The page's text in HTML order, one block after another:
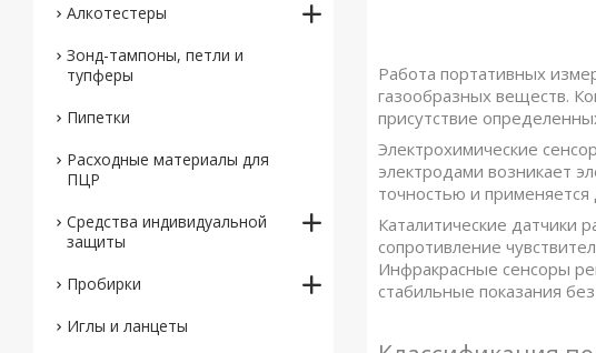
Работа портативных
газообразных веществ.
присутствие
Электрохимические
электродами возникает
точностью и применяется
Каталитические датчики
сопротивление
Инфракрасные сенсоры
стабильные показания
Алкотестеры
Зонд-тампоны, петли и
тупферы
Пипетки
Расходные материалы для
ПЦР
Средства индивидуальной
защиты
Пробирки
Иглы и ланцеты